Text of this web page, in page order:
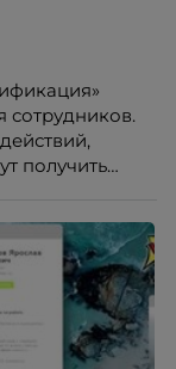
сотрудников.
получить
как
для пикника,
директором.